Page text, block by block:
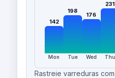
142
Mon
198
Tue
176
Wed
231
Thu
Rastreie varreduras